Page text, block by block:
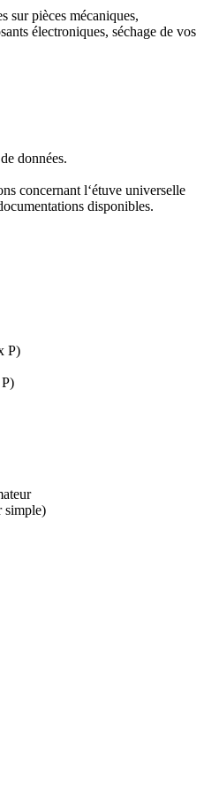
sur pièces mécaniques,
électroniques, séchage de vos
données.
concernant l‘étuve universelle
disponibles.
P)
simple)